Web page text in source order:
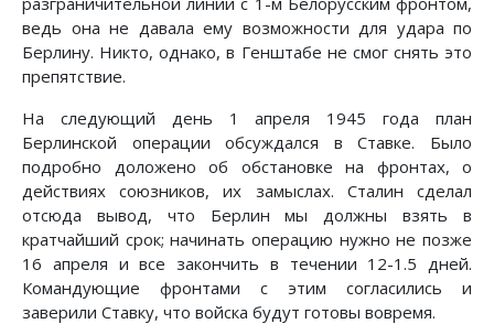
ведь она не давала ему возможности для удара по
Берлину. Никто, однако, в Генштабе не смог снять это
препятствие.
На следующий день 1 апреля 1945 года план
Берлинской операции обсуждался в Ставке. Было
подробно доложено об обстановке на фронтах, о
действиях союзников, их замыслах. Сталин сделал
отсюда вывод, что Берлин мы должны взять в
кратчайший срок; начинать операцию нужно не позже
16 апреля и все закончить в течении 12-1.5 дней.
Командующие фронтами с этим согласились и
заверили Ставку, что войска будут готовы вовремя.